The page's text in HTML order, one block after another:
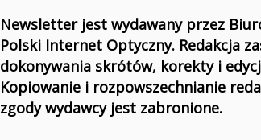
Newsletter jest wydawany przez
Polski Internet Optyczny. Redakcja
dokonywania skrótów, korekty i
Kopiowanie i rozpowszechnianie
zgody wydawcy jest zabronione.